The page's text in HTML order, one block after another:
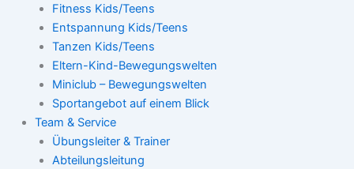
Fitness Kids/Teens
Entspannung Kids/Teens
Tanzen Kids/Teens
Eltern-Kind-Bewegungswelten
Miniclub – Bewegungswelten
Sportangebot auf einem Blick
Team & Service
Übungsleiter & Trainer
Abteilungsleitung